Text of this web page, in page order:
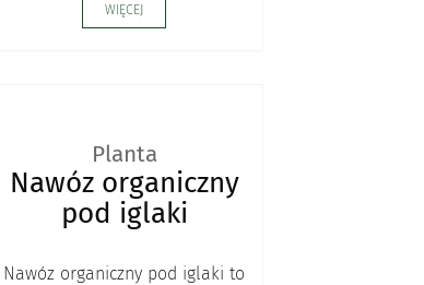
WIĘCEJ
Planta
Nawóz organiczny
pod iglaki
Nawóz organiczny pod iglaki to